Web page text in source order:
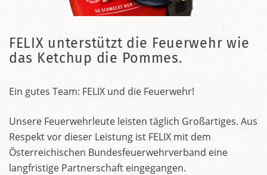
FELIX unterstützt die Feuerwehr wie
das Ketchup die Pommes.
Ein gutes Team: FELIX und die Feuerwehr!
Unsere Feuerwehrleute leisten täglich Großartiges. Aus
Respekt vor dieser Leistung ist FELIX mit dem
Österreichischen Bundesfeuerwehrverband eine
langfristige Partnerschaft eingegangen.